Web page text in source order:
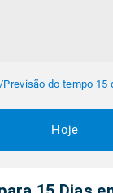
/Previsão do tempo 15
Hoje